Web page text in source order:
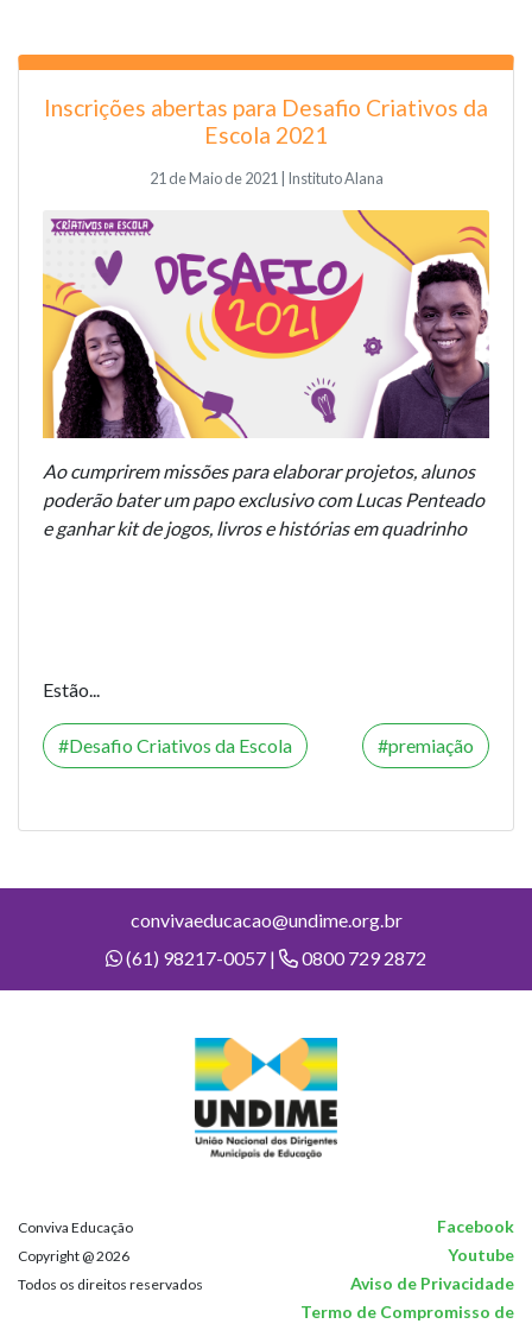
Inscrições abertas para Desafio Criativos da
Escola 2021
21 de Maio de 2021 | Instituto Alana
Ao cumprirem missões para elaborar projetos, alunos
poderão bater um papo exclusivo com Lucas Penteado
e ganhar kit de jogos, livros e histórias em quadrinho
Estão...
Desafio Criativos da Escola premiação
convivaeducacao@undime.org.br
(61) 98217-0057 |
0800 729 2872
Conviva Educação Facebook
Copyright @ 2026 Youtube
Todos os direitos reservados
Aviso de Privacidade
Termo de Compromisso de